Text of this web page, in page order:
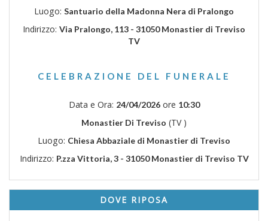
Luogo: Santuario della Madonna Nera di Pralongo
Indirizzo: Via Pralongo, 113 - 31050 Monastier di Treviso
TV
CELEBRAZIONE DEL FUNERALE
Data e Ora: 24/04/2026ore 10:30
Monastier Di Treviso (TV )
Luogo: Chiesa Abbaziale di Monastier di Treviso
Indirizzo: P.zza Vittoria, 3 - 31050 Monastier di Treviso TV
DOVE RIPOSA